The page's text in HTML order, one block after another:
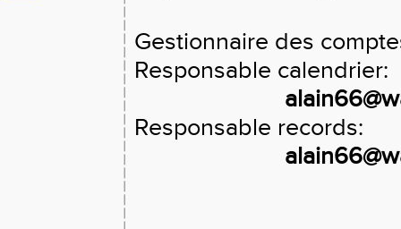
Gestionnaire des
Responsable calendrier:
Responsable records: